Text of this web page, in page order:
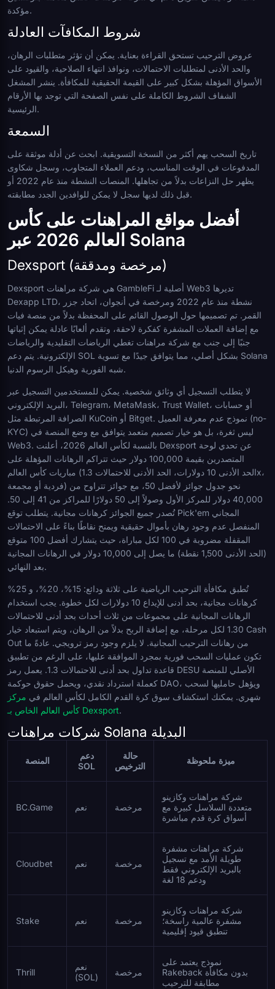
مؤكدة.
شروط المكافآت العادلة
عروض الترحيب تستحق القراءة بعناية. يمكن أن تؤثر متطلبات الرهان،
والحد الأدنى لمتطلبات الاحتمالات، ونوافذ انتهاء الصلاحية، والقيود على
الأسواق المؤهلة بشكل كبير على القيمة الحقيقية للمكافأة. ينشر المشغل
الشفاف الشروط الكاملة على نفس الصفحة التي توجد بها الأرقام
الرئيسية.
السمعة
تاريخ السحب يهم أكثر من النسخة التسويقية. ابحث عن أدلة موثقة على
المدفوعات في الوقت المناسب، ودعم العملاء المتجاوب، وسجل شكاوى
يظهر حل النزاعات بدلاً من تجاهلها. المنصات النشطة منذ عام 2022 أو
قبل ذلك لديها سجل لا يمكن للوافدين الجدد مطابقته.
أفضل مواقع المراهنات على كأس
العالم 2026 عبر Solana
Dexsport (مرخصة ومدققة)
Dexsport هي شركة مراهنات GambleFi أصلية لـ Web3 تديرها
Dexapp LTD، نشطة منذ عام 2022 ومرخصة في أنجوان، اتحاد جزر
القمر. تم تصميمها حول الوصول القائم على المحفظة بدلاً من منصة فيات
مع إضافة العملات المشفرة كفكرة لاحقة، وتقدم ألعابًا عادلة يمكن إثباتها
جنبًا إلى جنب مع شركة مراهنات تغطي الرياضات التقليدية والرياضات
الإلكترونية. يتم دعم SOL بشكل أصلي، مما يتوافق جيدًا مع تسوية Solana
شبه الفورية وهيكل الرسوم الدنيا.
لا يتطلب التسجيل أي وثائق شخصية. يمكن للمستخدمين التسجيل عبر
البريد الإلكتروني، Telegram، MetaMask، Trust Wallet، أو حسابات
الصرافة المرتبطة مثل KuCoin أو Bitget. نموذج عدم معرفة العميل (no-
KYC) ليس ثغرة، بل هو خيار تصميم متعمد يتوافق مع وضع المنصة في
Web3. بالنسبة لكأس العالم 2026، أعلنت Dexsport عن تحدي لوحة
المتصدرين بقيمة 100,000 دولار حيث تتراكم الرهانات المؤهلة على
مباريات كأس العالم (الحد الأدنى 10 دولارات، الحد الأدنى للاحتمالات 1.3x،
فردية أو مجمعة) نحو جدول جوائز لأفضل 50، مع جوائز تتراوح من
40,000 دولار للمركز الأول وصولاً إلى 50 دولارًا للمراكز من 41 إلى 50.
تُصدر جميع الجوائز كرهانات مجانية. يتطلب توقع Pick'em المجاني
المنفصل عدم وجود رهان بأموال حقيقية ويمنح نقاطًا بناءً على الاحتمالات
المقفلة مضروبة في 100 لكل مباراة، حيث يتشارك أفضل 100 متوقع
(الحد الأدنى 1,500 نقطة) ما يصل إلى 10,000 دولار في الرهانات المجانية
بعد النهائي.
تُطبق مكافأة الترحيب الرياضية على ثلاثة ودائع: 15%، 20%، و 25%
كرهانات مجانية، بحد أدنى للإيداع 10 دولارات لكل خطوة. يجب استخدام
الرهانات المجانية على مجموعات من ثلاث أحداث بحد أدنى للاحتمالات
1.30 لكل مرحلة، مع إضافة الربح بدلاً من الرهان، ويتم استبعاد خيار Cash
Out من رهانات الترحيب المجانية. لا يلزم وجود رمز ترويجي. عادةً ما
تكون عمليات السحب فورية بمجرد الموافقة عليها، على الرغم من تطبيق
قاعدة تداول بحد أدنى للاحتمالات 1.3. يعمل رمز DESU الأصلي للمنصة
كعملة استرداد نقدي، ويحمل حقوق حوكمة DAO، ويؤهل حامليها لسحب
شهري. يمكنك استكشاف سوق كرة القدم الكامل لكأس العالم في مركز
كأس العالم الخاص بـ Dexsport.
شركات مراهنات Solana البديلة
المنصة
دعم
SOL
حالة
الترخيص
ميزة ملحوظة
BC.Game نعم مرخصة
شركة مراهنات وكازينو
متعددة السلاسل كبيرة مع
أسواق كرة قدم مباشرة
Cloudbet نعم مرخصة
شركة مراهنات مشفرة
طويلة الأمد مع تسجيل
بالبريد الإلكتروني فقط
ودعم 18 لغة
Stake نعم مرخصة
شركة مراهنات وكازينو
مشفرة عالمية راسخة؛
تنطبق قيود إقليمية
Thrill
نعم
(SOL)
مرخصة
نموذج يعتمد على
Rakeback بدون مكافأة
مطابقة للترحيب